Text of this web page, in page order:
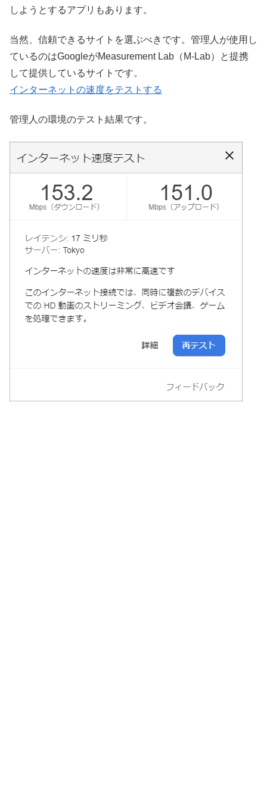
しようとするアプリもあります。
当然、信頼できるサイトを選ぶべきです。管理人が使用し
ているのはGoogleがMeasurement Lab（M-Lab）と提携
して提供しているサイトです。
インターネットの速度をテストする
管理人の環境のテスト結果です。